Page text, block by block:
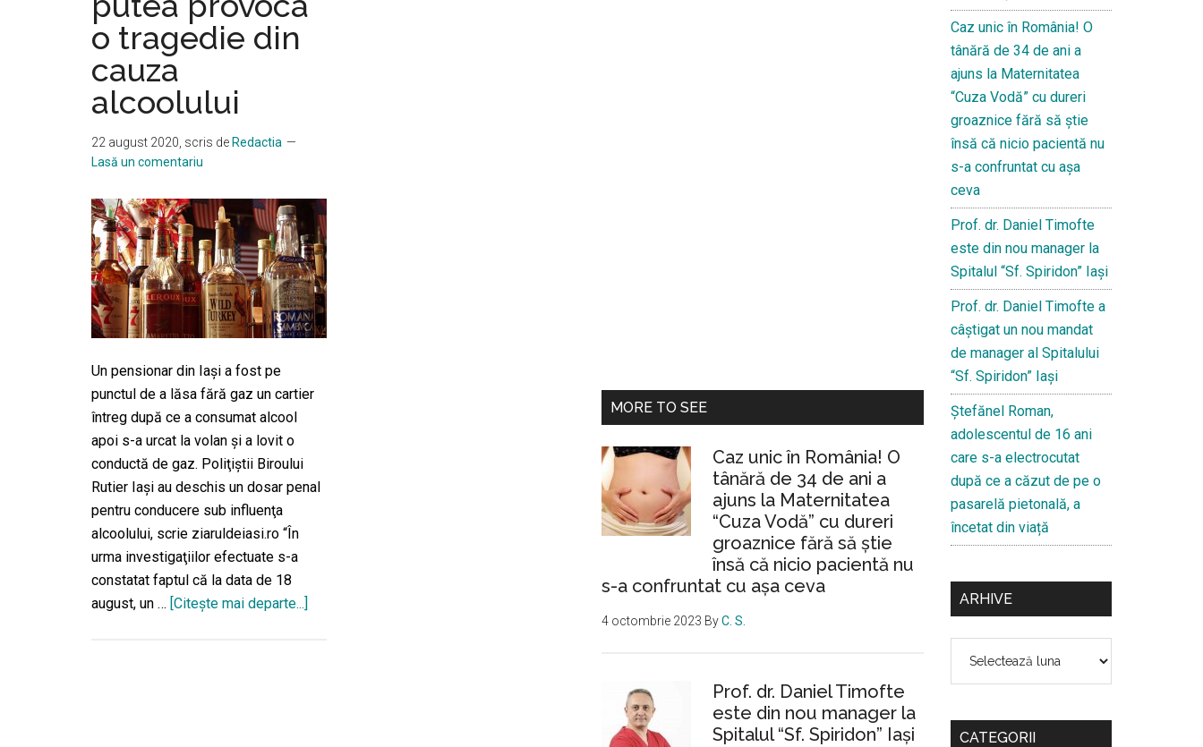
o tragedie din
cauza
alcoolului
22 august 2020 , scris de Redactia
Lasă un comentariu
Un pensionar din Iaşi a fost pe
punctul de a lăsa fără gaz un cartier
întreg după ce a consumat alcool
apoi s-a urcat la volan şi a lovit o
conductă de gaz. Poliţiştii Biroului
Rutier Iaşi au deschis un dosar penal
pentru conducere sub influenţa
alcoolului, scrie ziaruldeiasi.ro “În
urma investigaţiilor efectuate s-a
constatat faptul că la data de 18
august, un … [Citeşte mai departe...]
MORE TO SEE
Caz unic în România! O
tânără de 34 de ani a
ajuns la Maternitatea
“Cuza Vodă” cu dureri
groaznice fără să ştie
însă că nicio pacientă nu
s-a confruntat cu așa ceva
4 octombrie 2023 ByC. S.
Prof. dr. Daniel Timofte
este din nou manager la
Spitalul “Sf. Spiridon” Iaşi
Caz unic în România! O
tânără de 34 de ani a
ajuns la Maternitatea
“Cuza Vodă” cu dureri
groaznice fără să ştie
însă că nicio pacientă nu
s-a confruntat cu așa
ceva
Prof. dr. Daniel Timofte
este din nou manager la
Spitalul “Sf. Spiridon” Iaşi
Prof. dr. Daniel Timofte a
câștigat un nou mandat
de manager al Spitalului
“Sf. Spiridon” Iași
Ştefănel Roman,
adolescentul de 16 ani
care s-a electrocutat
după ce a căzut de pe o
pasarelă pietonală, a
încetat din viață
ARHIVE
CATEGORII